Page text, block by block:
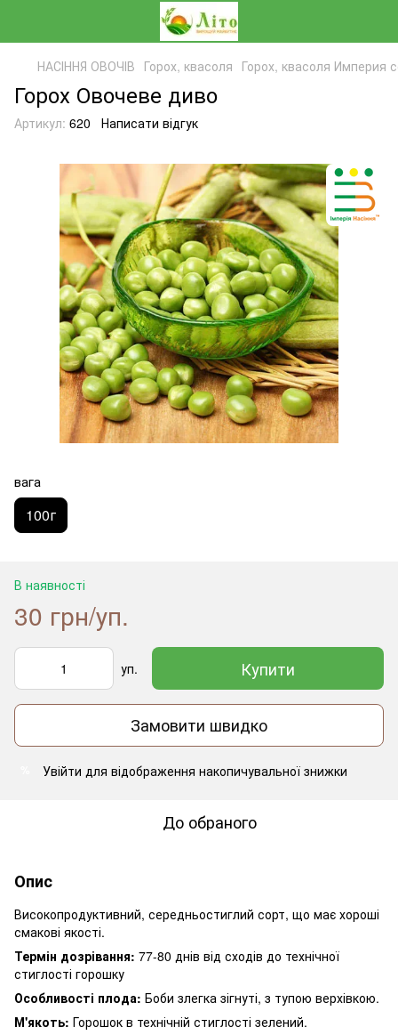
НАСІННЯ ОВОЧІВ Горох, квасоля Горох, квасоля Империя
Горох Овочеве диво
Артикул: 620 Написати відгук
вага
100г
В наявності
30 грн/уп.
уп. Купити
Замовити швидко
Увійти для відображення накопичувальної знижки
До обраного
Опис
Високопродуктивний, середньостиглий сорт, що має хороші
смакові якості.
Термін дозрівання: 77-80 днів від сходів до технічної
стиглості горошку
Особливості плода: Боби злегка зігнуті, з тупою верхівкою.
М'якоть: Горошок в технічній стиглості зелений.